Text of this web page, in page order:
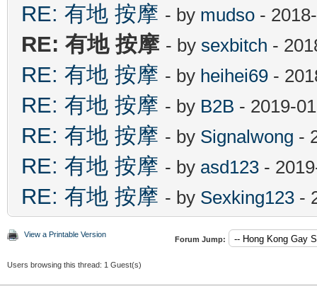
RE: 有地 按摩 - by mudso -
RE: 有地 按摩 - by sexbitch -
RE: 有地 按摩 - by heihei69 -
RE: 有地 按摩 - by B2B - 2019-
RE: 有地 按摩 - by Signalwong -
RE: 有地 按摩 - by asd123 -
RE: 有地 按摩 - by Sexking123 -
View a Printable Version
Forum Jump:
Users browsing this thread: 1 Guest(s)